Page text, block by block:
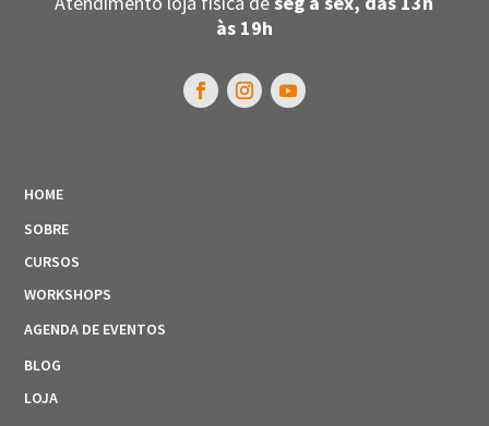
às 19h
HOME
SOBRE
CURSOS
WORKSHOPS
AGENDA DE EVENTOS
BLOG
LOJA